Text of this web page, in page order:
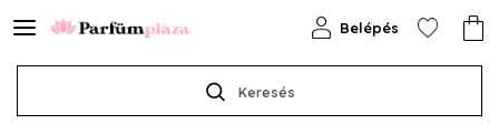
Keresés
Belépés